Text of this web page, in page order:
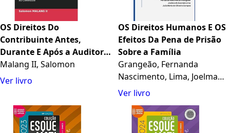
OS Direitos Do
Contribuinte Antes,
Durante E Após a Auditoria
Fiscal
Malang II, Salomon
Ver livro
OS Direitos Humanos E OS
Efeitos Da Pena de Prisão
Sobre a Família
Grangeão, Fernanda
Nascimento, Lima, Joelma
de...
Ver livro